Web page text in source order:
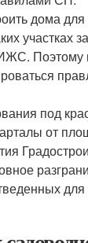
дома для
участках
Поэтому
под
от
для